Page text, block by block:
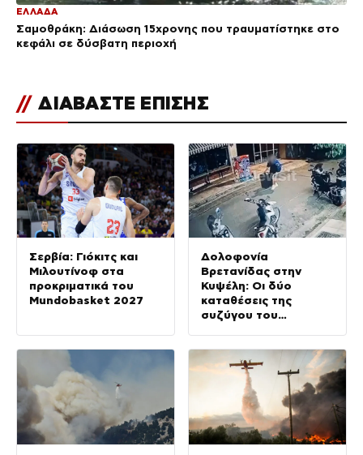
ΕΛΛΑΔΑ
Σαμοθράκη: Διάσωση 15χρονης που τραυματίστηκε στο
κεφάλι σε δύσβατη περιοχή
// ΔΙΑΒΑΣΤΕ ΕΠΙΣΗΣ
Σερβία: Γιόκιτς και
Μιλουτίνοφ στα
προκριματικά του
Mundobasket 2027
Δολοφονία
Βρετανίδας στην
Κυψέλη: Οι δύο
καταθέσεις της
συζύγου του
κινητού, η θεία από
την Ινδία και τα
απειλητικά μηνύματα